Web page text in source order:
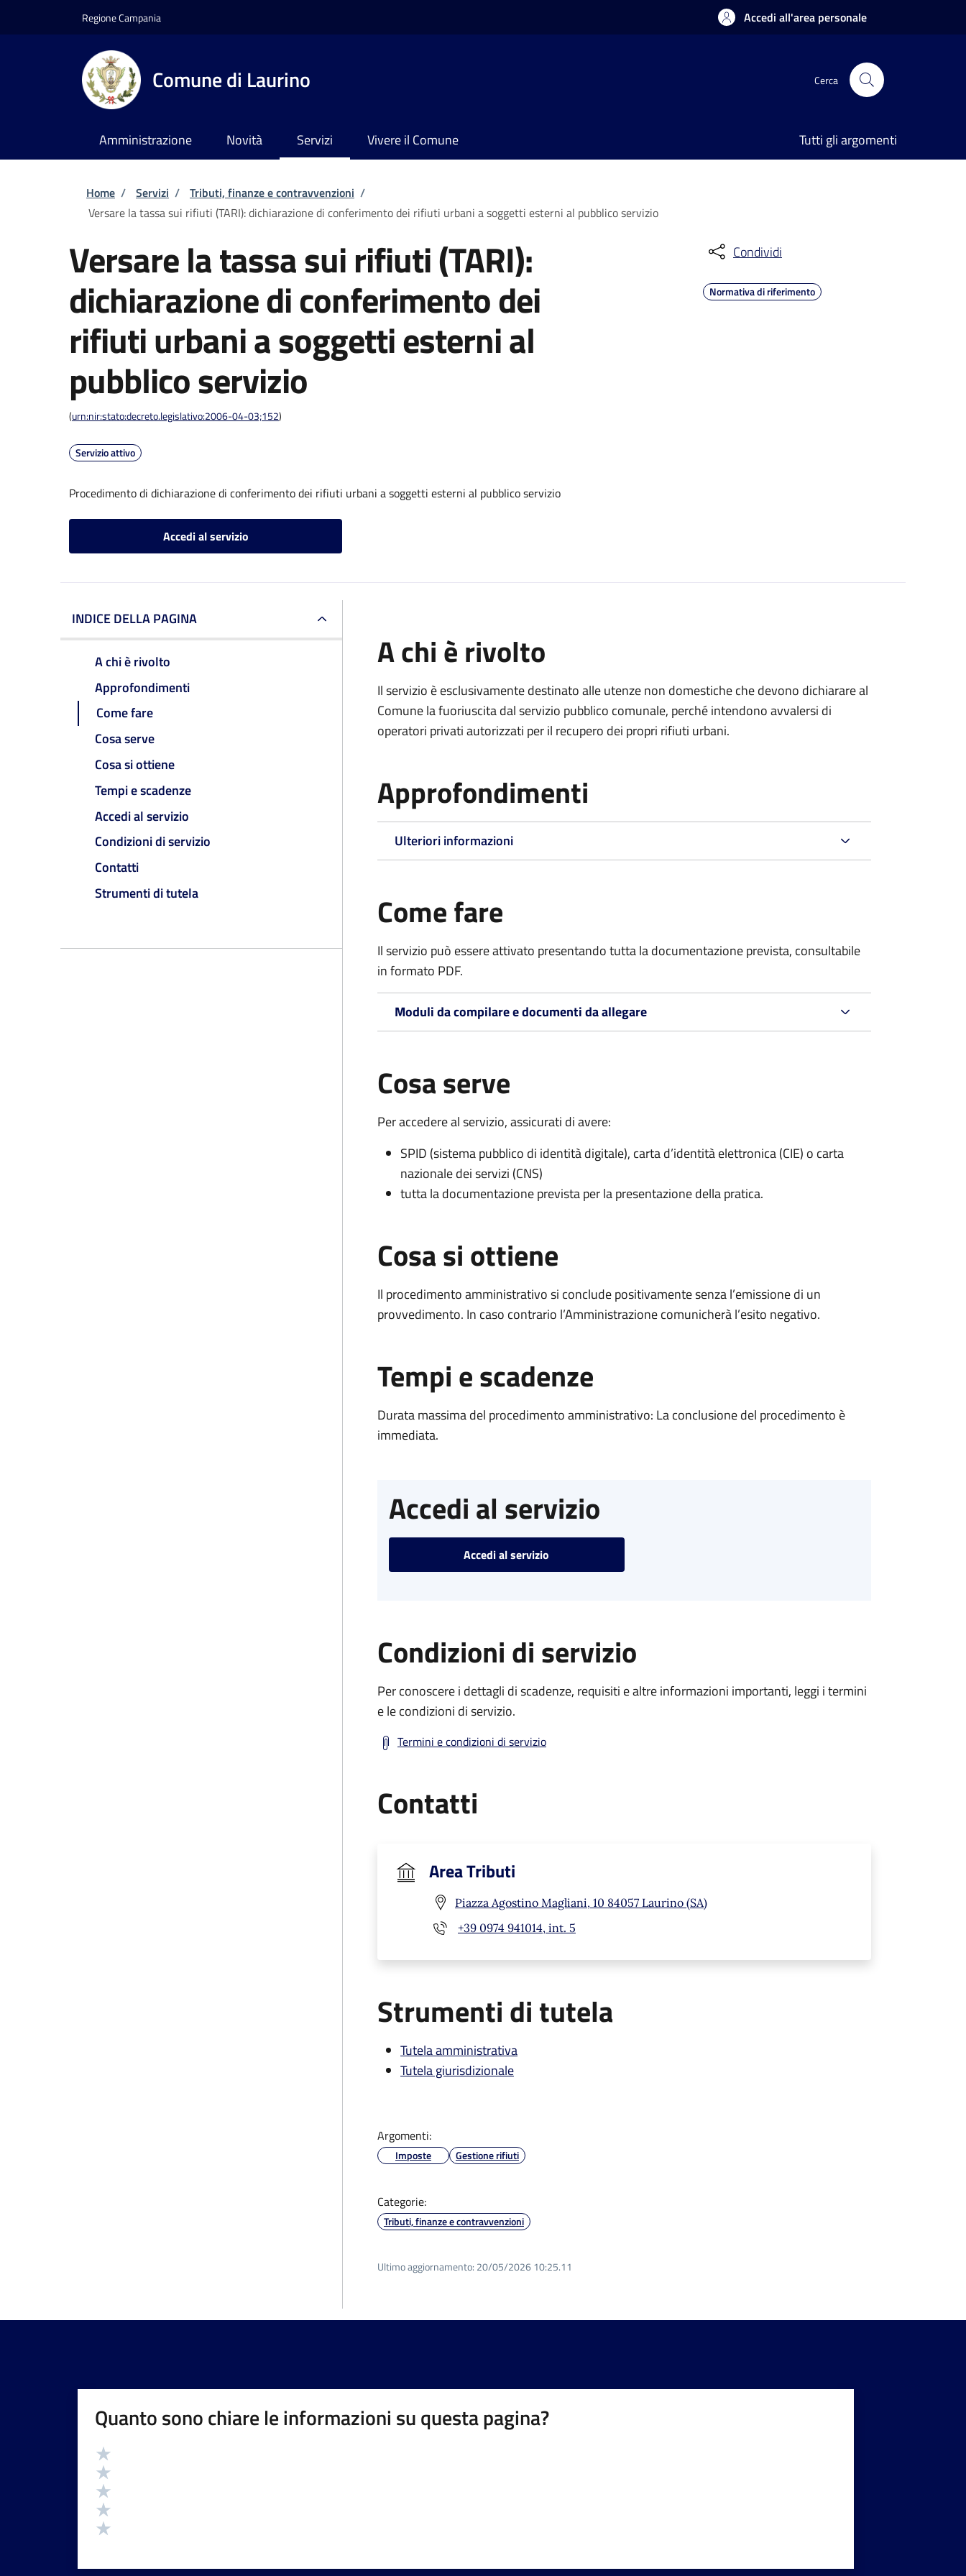
Regione Campania Accedi all'area personale
Comune di Laurino Cerca
Amministrazione Novità Servizi Vivere il Comune Tutti gli argomenti
Briciole di pane
Home / Servizi / Tributi, finanze e contravvenzioni /
Versare la tassa sui rifiuti (TARI): dichiarazione di conferimento dei rifiuti urbani a soggetti esterni al pubblico servizio
Versare la tassa sui rifiuti (TARI):
dichiarazione di conferimento dei
rifiuti urbani a soggetti esterni al
pubblico servizio
(urn:nir:stato:decreto.legislativo:2006-04-03;152)
Servizio attivo
Procedimento di dichiarazione di conferimento dei rifiuti urbani a soggetti esterni al pubblico servizio
Accedi al servizio
Condividi
Normativa di riferimento
INDICE DELLA PAGINA
A chi è rivolto
Approfondimenti
Come fare
Cosa serve
Cosa si ottiene
Tempi e scadenze
Accedi al servizio
Condizioni di servizio
Contatti
Strumenti di tutela
A chi è rivolto
Il servizio è esclusivamente destinato alle utenze non domestiche che devono dichiarare al
Comune la fuoriuscita dal servizio pubblico comunale, perché intendono avvalersi di
operatori privati autorizzati per il recupero dei propri rifiuti urbani.
Approfondimenti
Ulteriori informazioni
Come fare
Il servizio può essere attivato presentando tutta la documentazione prevista, consultabile
in formato PDF.
Moduli da compilare e documenti da allegare
Cosa serve
Per accedere al servizio, assicurati di avere:
SPID (sistema pubblico di identità digitale), carta d’identità elettronica (CIE) o carta
nazionale dei servizi (CNS)
tutta la documentazione prevista per la presentazione della pratica.
Cosa si ottiene
Il procedimento amministrativo si conclude positivamente senza l’emissione di un
provvedimento. In caso contrario l’Amministrazione comunicherà l’esito negativo.
Tempi e scadenze
Durata massima del procedimento amministrativo: La conclusione del procedimento è
immediata.
Accedi al servizio
Accedi al servizio
Condizioni di servizio
Per conoscere i dettagli di scadenze, requisiti e altre informazioni importanti, leggi i termini
e le condizioni di servizio.
Termini e condizioni di servizio
Contatti
Area Tributi
Piazza Agostino Magliani, 10 84057 Laurino (SA)
+39 0974 941014, int. 5
Strumenti di tutela
Tutela amministrativa
Tutela giurisdizionale
Argomenti:
Imposte Gestione rifiuti
Categorie:
Tributi, finanze e contravvenzioni
Ultimo aggiornamento: 20/05/2026 10:25.11
Quanto sono chiare le informazioni su questa pagina?
Valutazione